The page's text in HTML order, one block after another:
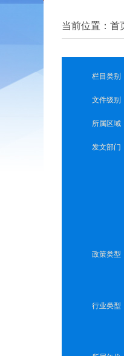
当前位置：首
栏目类别
文件级别
所属区域
发文部门
政策类型
行业类型